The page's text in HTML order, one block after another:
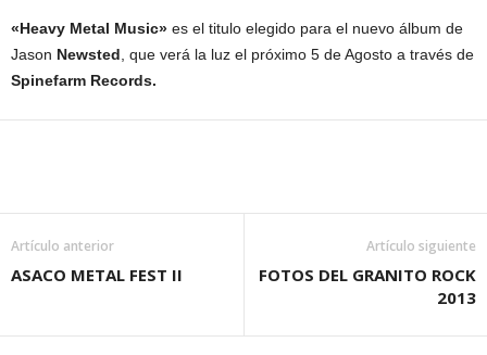
«Heavy Metal Music» es el titulo elegido para el nuevo álbum de
Jason Newsted , que verá la luz el próximo 5 de Agosto a través de
Spinefarm Records.
Artículo anterior
ASACO METAL FEST II
Artículo siguiente
FOTOS DEL GRANITO ROCK
2013